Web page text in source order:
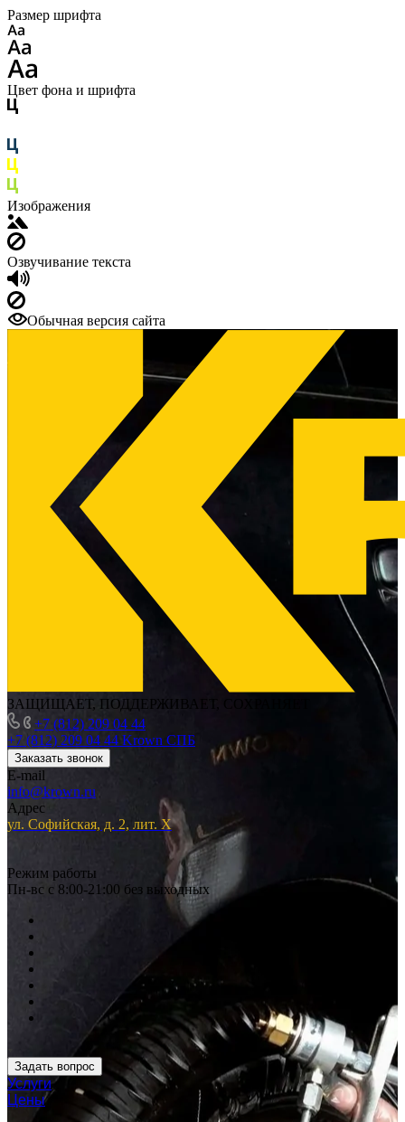
Размер шрифта
Цвет фона и шрифта
Изображения
Озвучивание текста
Обычная версия сайта
ЗАЩИЩАЕТ, ПОДДЕРЖИВАЕТ, СОХРАНЯЕТ
+7 (812) 209 04 44
+7 (812) 209 04 44 Krown СПБ
Заказать звонок
E-mail
info@krown.ru
Адрес
ул. Софийская, д. 2, лит. Х
Режим работы
Пн-вс с 8:00-21:00 без выходных
Задать вопрос
Услуги
Цены